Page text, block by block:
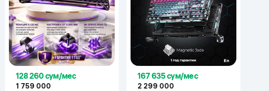
128 260 сум/мес
1 759 000
167 635 сум/мес
2 299 000